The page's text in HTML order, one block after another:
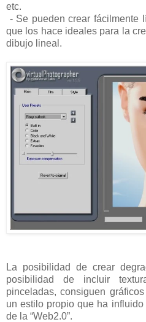
etc.
- Se pueden crear fácilmente
que los hace ideales para la
dibujo lineal.
La posibilidad de crear
posibilidad de incluir
pinceladas, consiguen
un estilo propio que ha
de la “Web2.0”.